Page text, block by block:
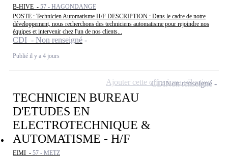
B-HIVE - 57 - HAGONDANGE
POSTE : Technicien Automatisme H/F DESCRIPTION : Dans le cadre de notre
développement, nous recherchons des techniciens automatisme pour rejoindre nos
équipes et intervenir chez l'un de nos clients...
CDI - Non renseigné
Publié il y a 4 jours
TECHNICIEN BUREAU
D'ETUDES EN
ELECTROTECHNIQUE &
AUTOMATISME - H/F
EIMI - 57 - METZ
CDINon renseigné
Ajouter cette offre à ma sélection